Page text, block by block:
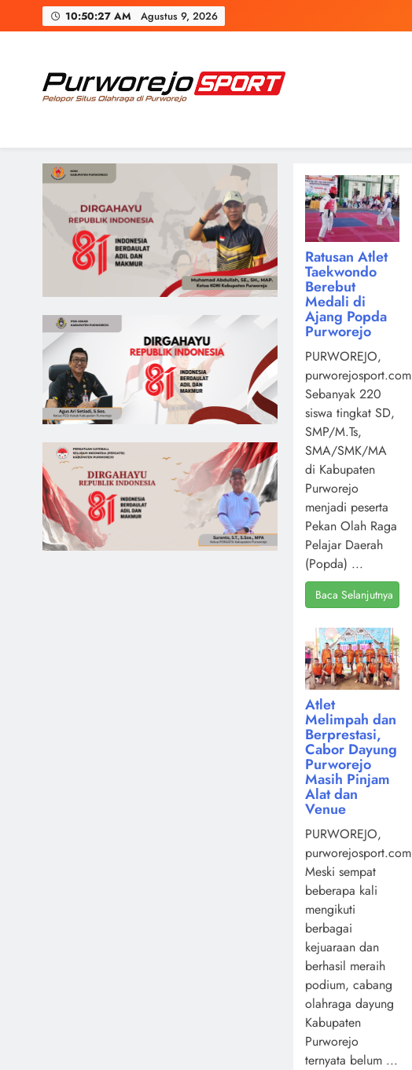
to
10:50:28 AM Agustus 9, 2026
Ratusan Atlet
Taekwondo
Berebut
Medali di
Ajang Popda
Purworejo
PURWOREJO,
purworejosport.com,
Sebanyak 220
siswa tingkat SD,
SMP/M.Ts,
SMA/SMK/MA
di Kabupaten
Purworejo
menjadi peserta
Pekan Olah Raga
Pelajar Daerah
(Popda) ...
Baca Selanjutnya
Atlet
Melimpah dan
Berprestasi,
Cabor Dayung
Purworejo
Masih Pinjam
Alat dan
Venue
PURWOREJO,
purworejosport.com,
Meski sempat
beberapa kali
mengikuti
berbagai
kejuaraan dan
berhasil meraih
podium, cabang
olahraga dayung
Kabupaten
Purworejo
ternyata belum ...